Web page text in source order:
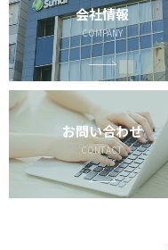
会社情報
COMPANY
お問い合わせ
CONTACT